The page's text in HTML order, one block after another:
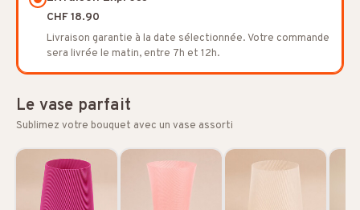
CHF 18.90
Livraison garantie à la date sélectionnée. Votre commande
sera livrée le matin, entre 7h et 12h.
Le vase parfait
Sublimez votre bouquet avec un vase assorti